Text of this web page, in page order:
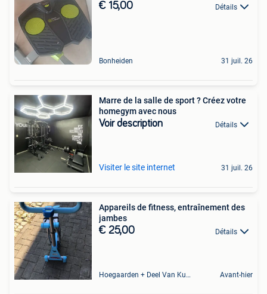
€ 15,00 Détails
Bonheiden 31 juil. 26
Marre de la salle de sport ? Créez votre
homegym avec nous
Voir description Détails
Visiter le site internet 31 juil. 26
Appareils de fitness, entraînement des
jambes
€ 25,00 Détails
Hoegaarden + Deel Van Kumtich + Deel Van Tienen Avant-hier